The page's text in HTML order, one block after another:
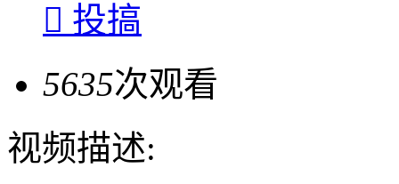
 投搞
5635次观看
视频描述: